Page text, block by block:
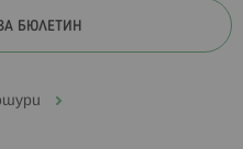
БЮЛЕТИН